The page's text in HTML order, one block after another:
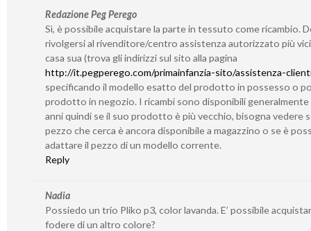
Redazione Peg Perego
Sì, è possibile acquistare la parte in tessuto come ricambio.
rivolgersi al rivenditore/centro assistenza autorizzato più
casa sua (trova gli indirizzi sul sito alla pagina
http://it.pegperego.com/primainfanzia-sito/assistenza-
specificando il modello esatto del prodotto in possesso o
prodotto in negozio. I ricambi sono disponibili generalmente
anni quindi se il suo prodotto è più vecchio, bisogna vedere
pezzo che cerca è ancora disponibile a magazzino o se è
adattare il pezzo di un modello corrente.
Reply
Nadia
Possiedo un trio Pliko p3, color lavanda. E’ possibile
fodere di un altro colore?